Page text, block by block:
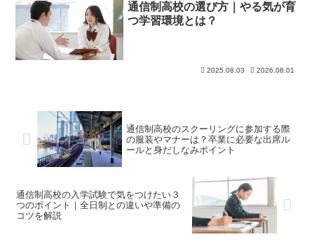
通信制高校の選び方｜やる気が育
つ学習環境とは？
2025.08.03 2026.08.01
通信制高校のスクーリングに参加する際
の服装やマナーは？卒業に必要な出席ル
ールと身だしなみポイント
通信制高校の入学試験で気をつけたい３
つのポイント｜全日制との違いや準備の
コツを解説